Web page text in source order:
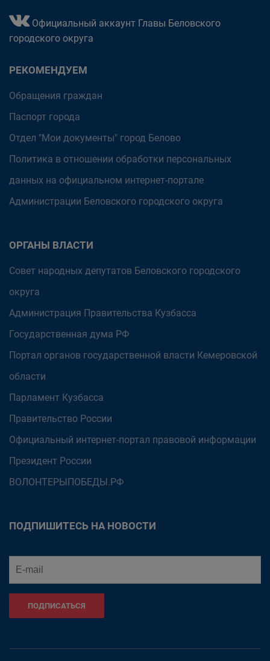
Официальный аккаунт Главы Беловского
городского округа
РЕКОМЕНДУЕМ
Обращения граждан
Паспорт города
Отдел "Мои документы" город Белово
Политика в отношении обработки персональных
данных на официальном интернет-портале
Администрации Беловского городского округа
ОРГАНЫ ВЛАСТИ
Совет народных депутатов Беловского городского
округа
Администрация Правительства Кузбасса
Государственная дума РФ
Портал органов государственной власти Кемеровской
области
Парламент Кузбасса
Правительство России
Официальный интернет-портал правовой информации
Президент России
ВОЛОНТЕРЫПОБЕДЫ.РФ
ПОДПИШИТЕСЬ НА НОВОСТИ
ПОДПИСАТЬСЯ